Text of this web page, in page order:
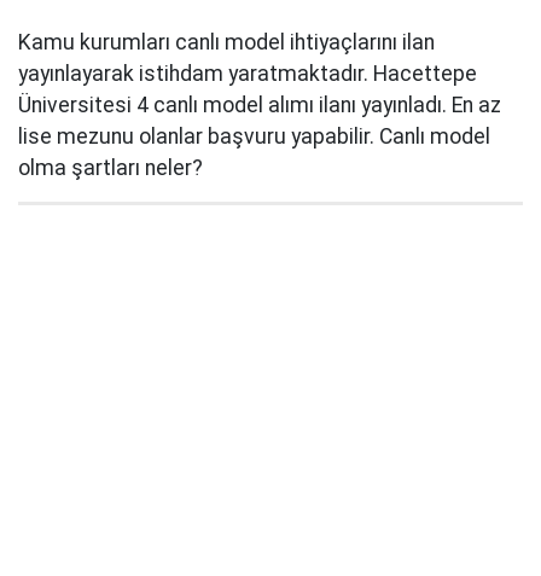
Kamu kurumları canlı model ihtiyaçlarını ilan
yayınlayarak istihdam yaratmaktadır. Hacettepe
Üniversitesi 4 canlı model alımı ilanı yayınladı. En az
lise mezunu olanlar başvuru yapabilir. Canlı model
olma şartları neler?